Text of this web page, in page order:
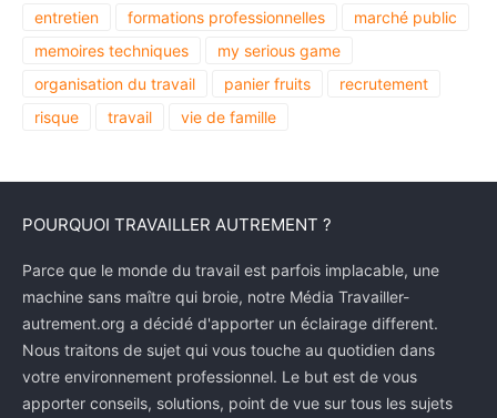
entretien
formations professionnelles
marché public
memoires techniques
my serious game
organisation du travail
panier fruits
recrutement
risque
travail vie de famille
POURQUOI TRAVAILLER AUTREMENT ?
Parce que le monde du travail est parfois implacable, une
machine sans maître qui broie, notre Média Travailler-
autrement.org a décidé d'apporter un éclairage different.
Nous traitons de sujet qui vous touche au quotidien dans
votre environnement professionnel. Le but est de vous
apporter conseils, solutions, point de vue sur tous les sujets